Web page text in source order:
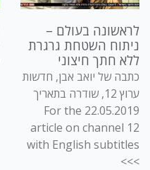
לראשונה בעולם –
ניתוח השטחת גרגרת
ללא חתך חיצוני
כתבה של יואב אבן, חדשות
ערוץ 12, שודרה בתאריך
22.05.2019 For the
article on channel 12
with English subtitles
>>>